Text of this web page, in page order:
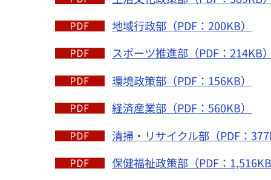
地域行政部（PDF：200KB）
スポーツ推進部（PDF：214KB）
環境政策部（PDF：156KB）
経済産業部（PDF：560KB）
清掃・リサイクル部（PDF：
保健福祉政策部（PDF：1,516KB